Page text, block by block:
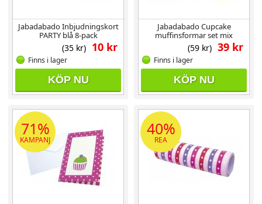
Jabadabado Inbjudningskort
PARTY blå 8-pack
10 kr
(35 kr)
Finns i lager
KÖP NU
Jabadabado Cupcake
muffinsformar set mix
39 kr
(59 kr)
Finns i lager
KÖP NU
71%
KAMPANJ
40%
REA